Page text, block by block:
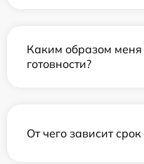
Каким образом меня
готовности?
От чего зависит